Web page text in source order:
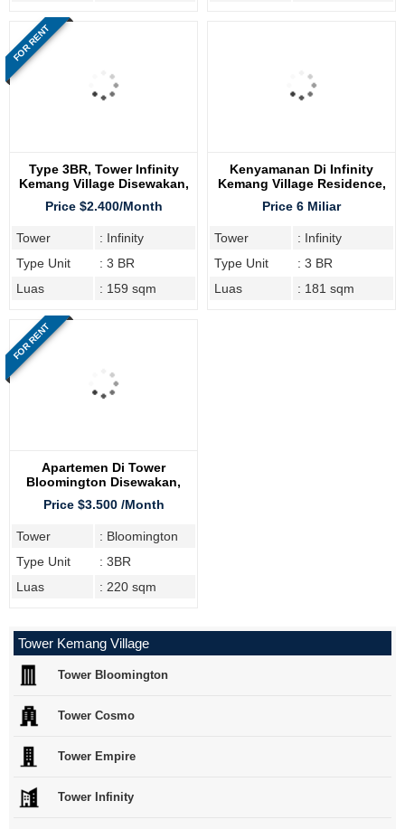
FOR RENT
Type 3BR, Tower Infinity
Kemang Village Disewakan,
Sudah Furnish
Price $2.400/Month
Tower
: Infinity
Type Unit
: 3 BR
Luas
: 159 sqm
Kenyamanan Di Infinity
Kemang Village Residence,
Price 6 Miliar
Tower
: Infinity
Type Unit
: 3 BR
Luas
: 181 sqm
FOR RENT
Apartemen Di Tower
Bloomington Disewakan,
Price $3.500 /Month
Tower
: Bloomington
Type Unit
: 3BR
Luas
: 220 sqm
Tower Kemang Village
Tower Bloomington
Tower Cosmo
Tower Empire
Tower Infinity